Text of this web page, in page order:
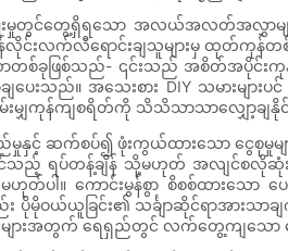
တွင်တွေ့ရှိရသော အလယ်အလတ်အလွှာမျာ
လက်လီရောင်းချသူများမှ ထုတ်ကုန်တစ်
ဖြစ်သည်- ၎င်းသည် အစိတ်အပိုင်းကုန်ကျ
ျပေးသည်။ အသေးစား DIY သမားမျ
မျှကုန်ကျစရိတ်ကို သိသိသာသာလျှော့ချ
နှင့် ဆက်စပ်၍ ဖုံးကွယ်ထားသော ငွေစုမှုမ
ရပ်တန့်ချိန် သို့မဟုတ် အလျင်စလိုဆုံးဖ
ဟုတ်ပါ။ ကောင်းမွန်စွာ စိစစ်ထားသော
ပိုမိုဝယ်ယူခြင်း၏ သင်္ချာဆိုင်ရာအားသ
းအတွက် ရေရှည်တွင် လက်တွေ့ကျသော ဒေါ်